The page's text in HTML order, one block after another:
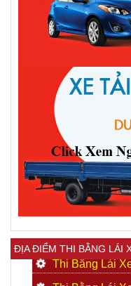
ĐỊA ĐIỂM THI BẰNG LÁI
Thi Bằng Lái